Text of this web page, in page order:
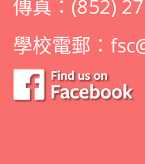
傳真：(852)
學校電郵：